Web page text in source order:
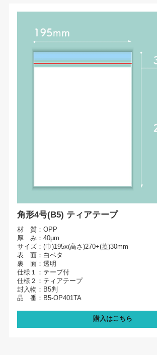
角形4号(B5) ティアテープ
材 質：OPP
厚 み：40μm
サイズ：(巾)195x(高さ)270+(蓋)30mm
表 面：白ベタ
裏 面：透明
仕様１：テープ付
仕様２：ティアテープ
封入物：B5判
品 番：B5-OP401TA
購入はこちら